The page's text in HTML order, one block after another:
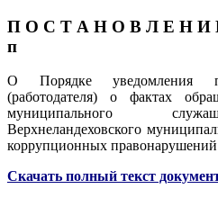
П О С Т А Н О В Л Е Н И Е
п
О Порядке уведомления
(работодателя) о фактах
муниципального
Верхнеландеховского
коррупционных правонарушений
Скачать полный текст